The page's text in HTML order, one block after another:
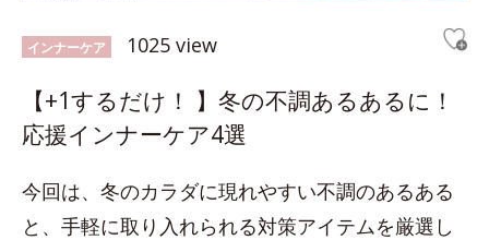
インナーケア 1025 view
【+1するだけ！ 】冬の不調あるあるに！
応援インナーケア4選
今回は、冬のカラダに現れやすい不調のあるある
と、手軽に取り入れられる対策アイテムを厳選し